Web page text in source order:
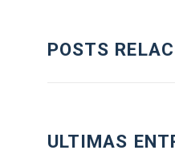
POSTS
ULTIMAS